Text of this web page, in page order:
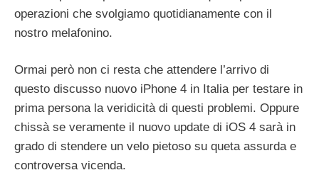
operazioni che svolgiamo quotidianamente con il
nostro melafonino.
Ormai però non ci resta che attendere l’arrivo di
questo discusso nuovo iPhone 4 in Italia per testare in
prima persona la veridicità di questi problemi. Oppure
chissà se veramente il nuovo update di iOS 4 sarà in
grado di stendere un velo pietoso su queta assurda e
controversa vicenda.